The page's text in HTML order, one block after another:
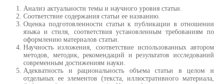
Анализ актуальности темы и научного уровня статьи.
Соответствие содержания статьи ее названию.
Оценка подготовленности статьи к публикации в отношении
языка и стиля, соответствия установленным требованиям по
оформлению материалов статьи.
Научность изложения, соответствие использованных автором
методов, методик, рекомендаций и результатов исследований
современным достижениям науки.
Адекватность и рациональность объема статьи в целом и
отдельных ее элементов (текста, иллюстративного материала,